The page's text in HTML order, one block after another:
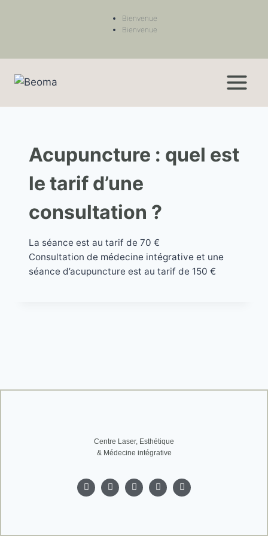
Bienvenue
Bienvenue
Acupuncture : quel est
le tarif d’une
consultation ?
La séance est au tarif de 70 €
Consultation de médecine intégrative et une
séance d’acupuncture est au tarif de 150 €
Centre Laser, Esthétique
& Médecine intégrative